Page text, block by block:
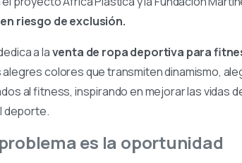
riesgo de exclusión.
a laventa de ropa deportiva para
colores que transmiten dinamismo,
al fitness, inspirando en mejorar las vidas
deporte.
es la oportunidad